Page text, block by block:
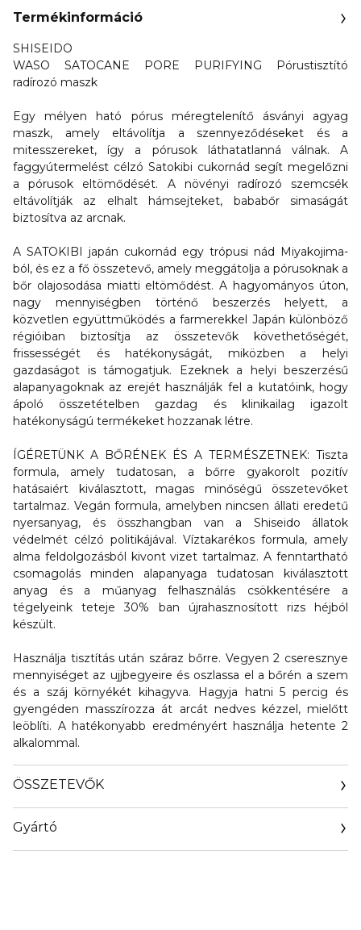
Termékinformáció
SHISEIDO
WASO SATOCANE PORE PURIFYING Pórustisztító
radírozó maszk
Egy mélyen ható pórus méregtelenítő ásványi agyag
maszk, amely eltávolítja a szennyeződéseket és a
mitesszereket, így a pórusok láthatatlanná válnak. A
faggyútermelést célzó Satokibi cukornád segít megelőzni
a pórusok eltömődését. A növényi radírozó szemcsék
eltávolítják az elhalt hámsejteket, bababőr simaságát
biztosítva az arcnak.
A SATOKIBI japán cukornád egy trópusi nád Miyakojima-
ból, és ez a fő összetevő, amely meggátolja a pórusoknak a
bőr olajosodása miatti eltömődést. A hagyományos úton,
nagy mennyiségben történő beszerzés helyett, a
közvetlen együttműködés a farmerekkel Japán különböző
régióiban biztosítja az összetevők követhetőségét,
frissességét és hatékonyságát, miközben a helyi
gazdaságot is támogatjuk. Ezeknek a helyi beszerzésű
alapanyagoknak az erejét használják fel a kutatóink, hogy
ápoló összetételben gazdag és klinikailag igazolt
hatékonyságú termékeket hozzanak létre.
ÍGÉRETÜNK A BŐRÉNEK ÉS A TERMÉSZETNEK: Tiszta
formula, amely tudatosan, a bőrre gyakorolt pozitív
hatásaiért kiválasztott, magas minőségű összetevőket
tartalmaz. Vegán formula, amelyben nincsen állati eredetű
nyersanyag, és összhangban van a Shiseido állatok
védelmét célzó politikájával. Víztakarékos formula, amely
alma feldolgozásból kivont vizet tartalmaz. A fenntartható
csomagolás minden alapanyaga tudatosan kiválasztott
anyag és a műanyag felhasználás csökkentésére a
tégelyeink teteje 30% ban újrahasznosított rizs héjból
készült.
Használja tisztítás után száraz bőrre. Vegyen 2 cseresznye
mennyiséget az ujjbegyeire és oszlassa el a bőrén a szem
és a száj környékét kihagyva. Hagyja hatni 5 percig és
gyengéden masszírozza át arcát nedves kézzel, mielőtt
leöblíti. A hatékonyabb eredményért használja hetente 2
alkalommal.
ÖSSZETEVŐK
Gyártó